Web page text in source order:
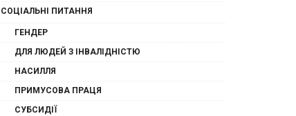
СОЦІАЛЬНІ ПИТАННЯ
ГЕНДЕР
ДЛЯ ЛЮДЕЙ З ІНВАЛІДНІСТЮ
НАСИЛЛЯ
ПРИМУСОВА ПРАЦЯ
СУБСИДІЇ